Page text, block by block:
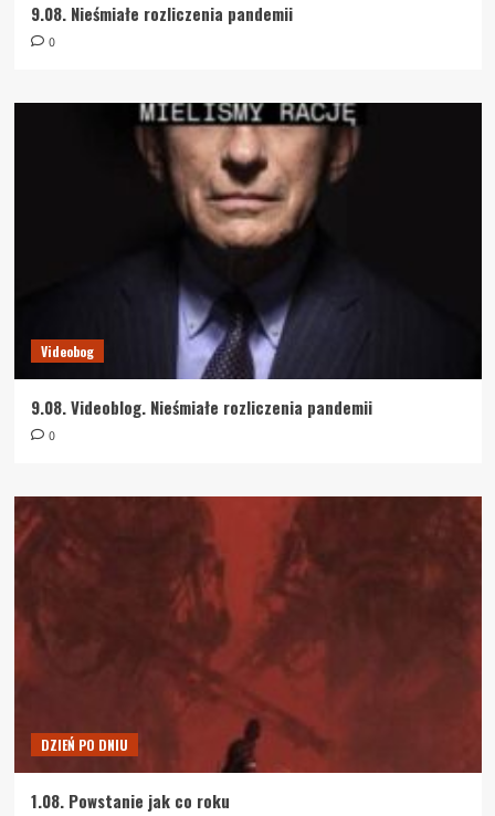
9.08. Nieśmiałe rozliczenia pandemii
0
Videobog
9.08. Videoblog. Nieśmiałe rozliczenia pandemii
0
DZIEŃ PO DNIU
1.08. Powstanie jak co roku